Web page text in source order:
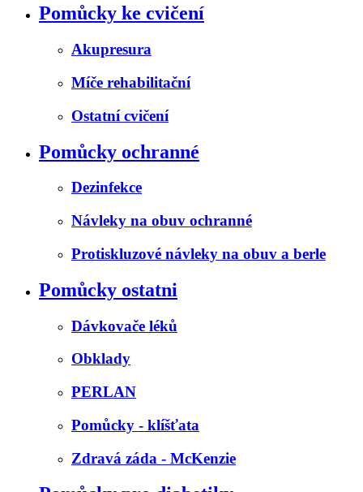
Pomůcky ke cvičení
Akupresura
Míče rehabilitační
Ostatní cvičení
Pomůcky ochranné
Dezinfekce
Návleky na obuv ochranné
Protiskluzové návleky na obuv a berle
Pomůcky ostatni
Dávkovače léků
Obklady
PERLAN
Pomůcky - klíšťata
Zdravá záda - McKenzie